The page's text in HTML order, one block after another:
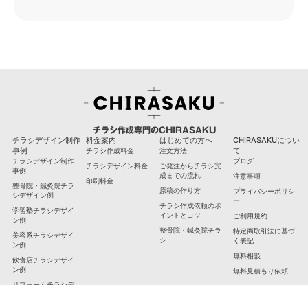
チラシ作成専門のCHIRASAKU
チラシデザイン制作
事例
チラシデザイン制作
事例
整骨院・鍼灸院チラ
シデザイン例
学習塾チラシデザイ
ン例
美容系チラシデザイ
ン例
飲食店チラシデザイ
ン例
料金案内
チラシ作成料金
チラシデザイン料金
印刷料金
はじめての方へ
注文方法
ご発注からチラシ完
成までの流れ
原稿の作り方
チラシ作成依頼のポ
イントとコツ
整骨院・鍼灸院チラ
シ
CHIRASAKUについ
て
ブログ
注意事項
プライバシーポリシ
ー
ご利用規約
特定商取引法に基づ
く表記
無料相談
無料見積もり依頼